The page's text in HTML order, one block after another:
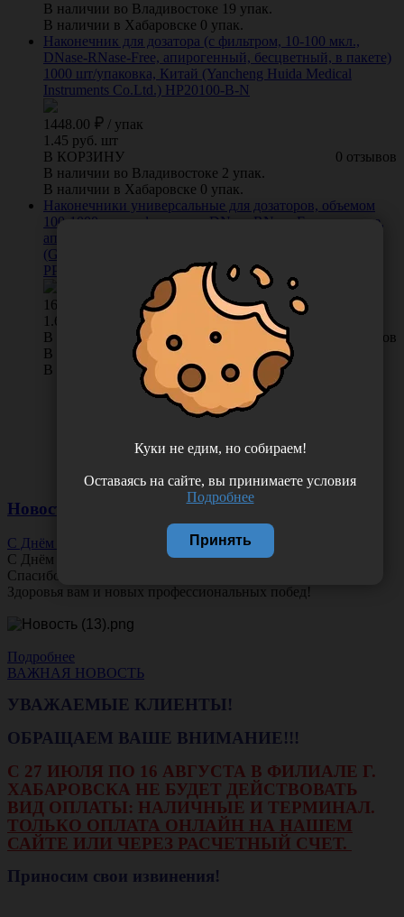
В наличии во Владивостоке 19 упак.
В наличии в Хабаровске 0 упак.
Наконечник для дозатора (с фильтром, 10-100 мкл.,
DNase-RNase-Free, апирогенный, бесцветный, в пакете)
1000 шт/упаковка, Китай (Yancheng Huida Medical
Instruments Co.Ltd.) HP20100-B-N
1448.00 / упак
1.45 руб. шт
0 отзывов
В КОРЗИНУ
В наличии во Владивостоке 2 упак.
В наличии в Хабаровске 0 упак.
Наконечники универсальные для дозаторов, объемом
100-1000 мкл, с фильтром, DNase-RNase-Free, в пакете,
апирогенные, бесцветные, 1000 шт/упаковка, Китай
(Guangzhou JET Bio-Filtration Products Co., Ltd.)
PPT101000
1602.00
упак
1.6 руб. шт
0 отзывов
В КОРЗИНУ
В наличии во Владивостоке 171 упак.
В наличии в Хабаровске 0 упак.
Новости
С Днём Офтальмолога!
С Днём
Спасибо за ясное зрение и заботу о пациентах.
Здоровья вам и новых профессиональных побед!
Подробнее
ВАЖНАЯ НОВОСТЬ
УВАЖАЕМЫЕ КЛИЕНТЫ!
ОБРАЩАЕМ ВАШЕ ВНИМАНИЕ!!!
С 27 ИЮЛЯ ПО 16 АВГУСТА В ФИЛИАЛЕ Г.
ХАБАРОВСКА НЕ БУДЕТ ДЕЙСТВОВАТЬ
ВИД ОПЛАТЫ: НАЛИЧНЫЕ И ТЕРМИНАЛ.
ТОЛЬКО ОПЛАТА ОНЛАЙН НА НАШЕМ
САЙТЕ ИЛИ ЧЕРЕЗ РАСЧЕТНЫЙ СЧЕТ.
Приносим свои извинения!
Куки не едим, но собираем!
Оставаясь на сайте, вы принимаете условия
Подробнее
Принять